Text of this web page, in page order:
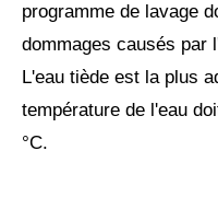
programme de lavage
dommages causés par
L'eau tiède est la plus
température de l'eau
°C.